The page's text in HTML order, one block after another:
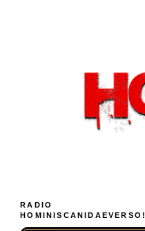
RADIO
HOMINISCANIDAEVERSO!